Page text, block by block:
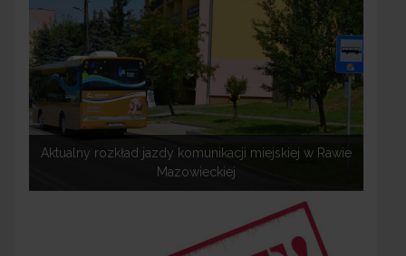
Aktualny rozkład jazdy komunikacji miejskiej w Rawie
Mazowieckiej